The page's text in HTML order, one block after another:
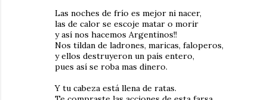
Las noches de frío es mejor ni nacer,
las de calor se escoje matar o morir
y así nos hacemos Argentinos!!
Nos tildan de ladrones, maricas, faloperos,
y ellos destruyeron un país entero,
pues así se roba mas dinero.
Y tu cabeza está llena de ratas.